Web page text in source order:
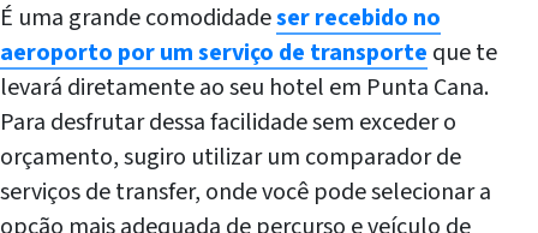
É uma grande comodidadeser recebido no
aeroporto por um serviço de transporte que te
levará diretamente ao seu hotel em Punta Cana.
Para desfrutar dessa facilidade sem exceder o
orçamento, sugiro utilizar um comparador de
serviços de transfer, onde você pode selecionar a